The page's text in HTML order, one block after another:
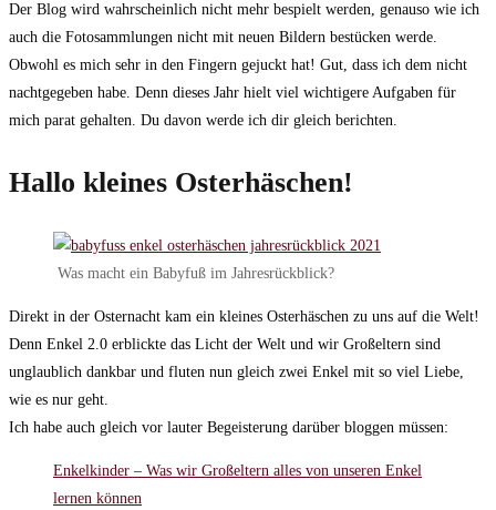
Der Blog wird wahrscheinlich nicht mehr bespielt werden, genauso wie ich
auch die Fotosammlungen nicht mit neuen Bildern bestücken werde.
Obwohl es mich sehr in den Fingern gejuckt hat! Gut, dass ich dem nicht
nachtgegeben habe. Denn dieses Jahr hielt viel wichtigere Aufgaben für
mich parat gehalten. Du davon werde ich dir gleich berichten.
Hallo kleines Osterhäschen!
Was macht ein Babyfuß im Jahresrückblick?
Direkt in der Osternacht kam ein kleines Osterhäschen zu uns auf die Welt!
Denn Enkel 2.0 erblickte das Licht der Welt und wir Großeltern sind
unglaublich dankbar und fluten nun gleich zwei Enkel mit so viel Liebe,
wie es nur geht.
Ich habe auch gleich vor lauter Begeisterung darüber bloggen müssen:
Enkelkinder – Was wir Großeltern alles von unseren Enkel
lernen können